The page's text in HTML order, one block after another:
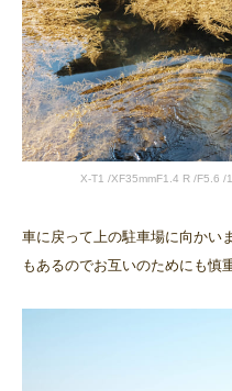
X-T1 /XF35mmF1.4 R /F5.6 /
車に戻って上の駐車場に向かい
もあるのでお互いのためにも慎